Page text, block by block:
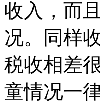
收入，而
况。同样
税收相差
童情况一